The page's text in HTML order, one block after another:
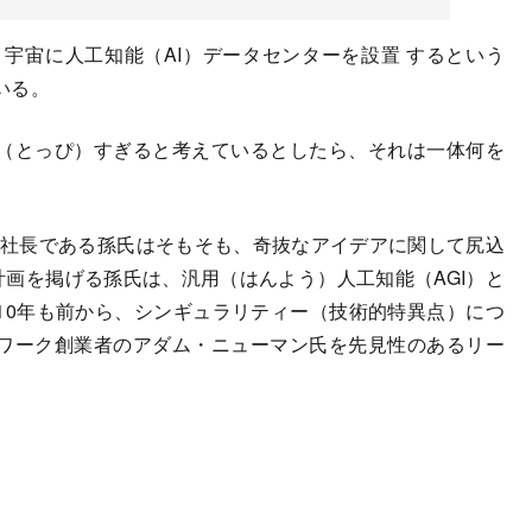
に人工知能（AI）データセンターを設置 するという
。
っぴ）すぎると考えているとしたら、それは一体何を
である孫氏はそもそも、奇抜なアイデアに関して尻込
を掲げる孫氏は、汎用（はんよう）人工知能（AGI）と
年も前から、シンギュラリティー（技術的特異点）につ
ーク創業者のアダム・ニューマン氏を先見性のあるリー